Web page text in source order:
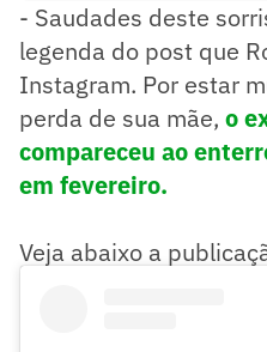
- Saudades deste
legenda do post que
Instagram. Por estar
perda de sua mãe, o
compareceu ao
em fevereiro.
Veja abaixo a